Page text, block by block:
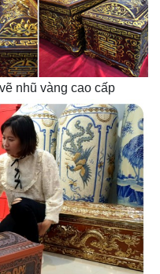
nhũ vàng cao cấp